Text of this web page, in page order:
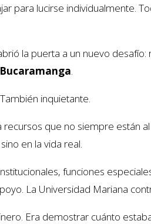
para lucirse individualmente.
la puerta a un nuevo
.
inquietante.
recursos que no siempre están
en la vida real.
funciones
La Universidad Mariana
Era demostrar cuánto